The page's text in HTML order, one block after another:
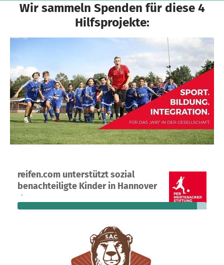
Wir sammeln Spenden für diese 4
Hilfsprojekte:
reifen.com unterstützt sozial
benachteiligte Kinder in Hannover
Ein Projekt in Hannover, Deutschland
1 95 % 1.000 €
fehlen noch